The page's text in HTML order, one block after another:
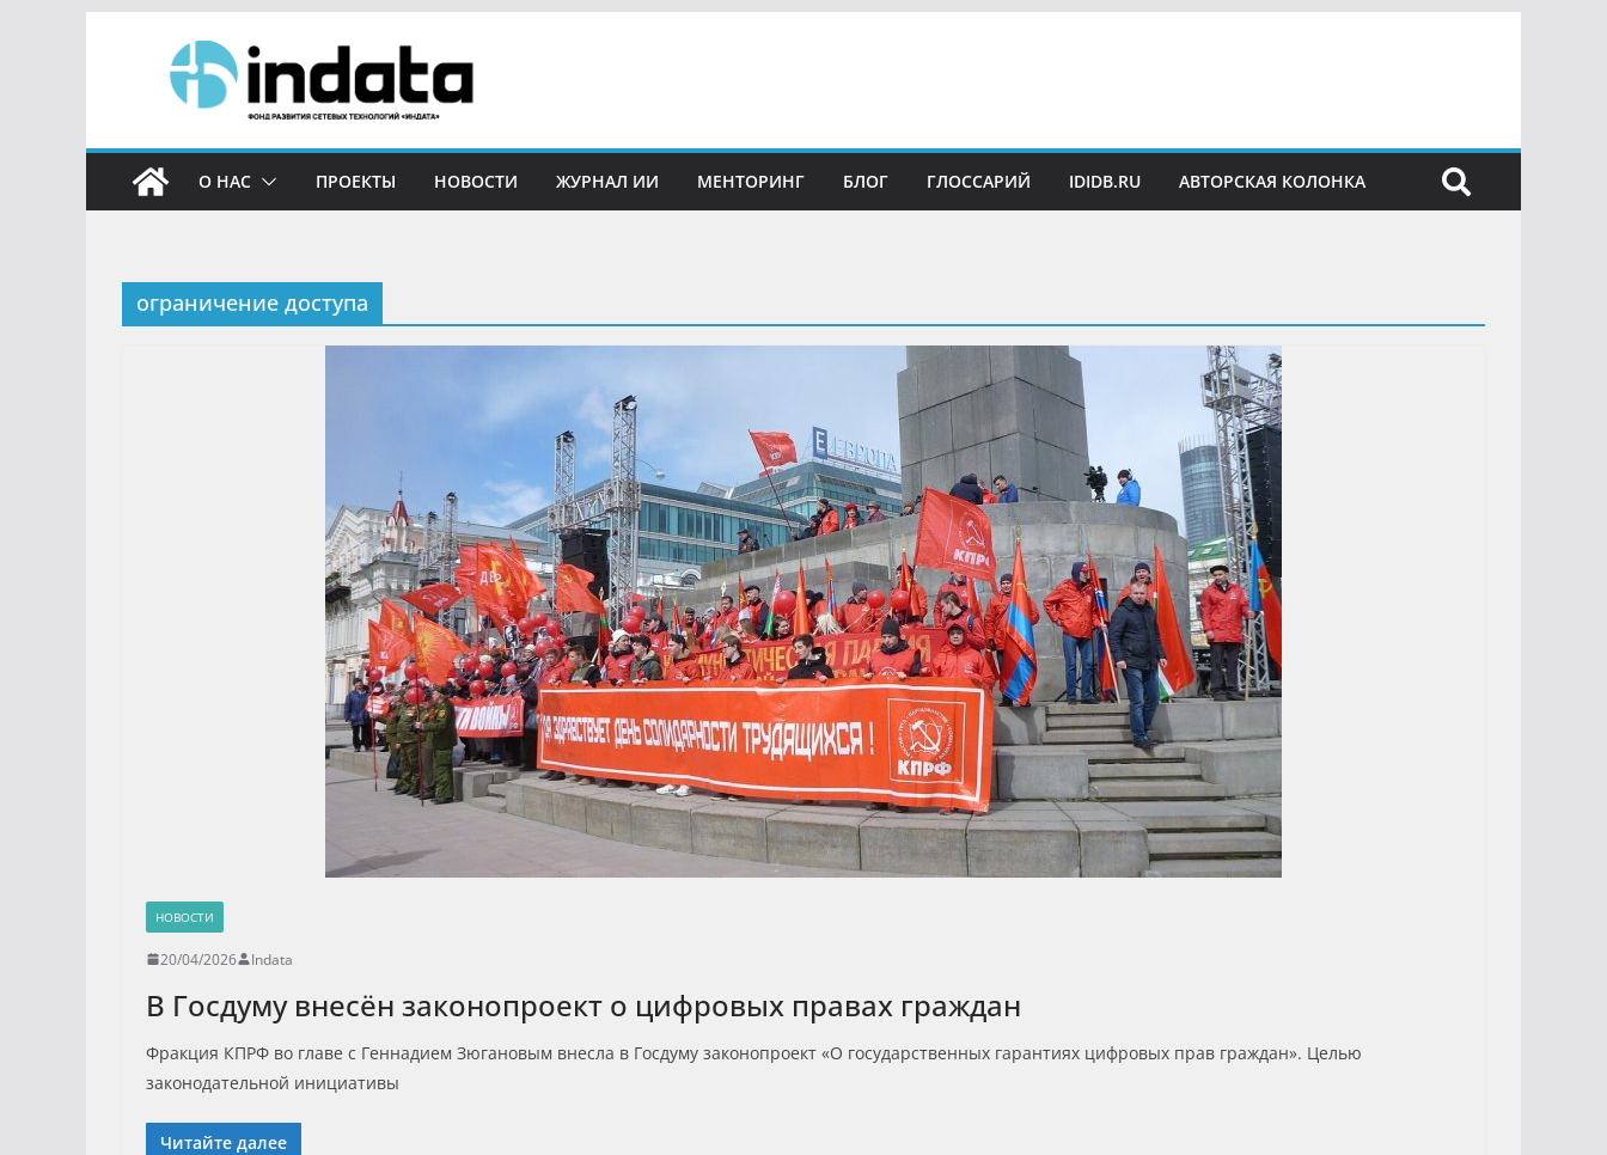
О НАС ПРОЕКТЫ НОВОСТИ ЖУРНАЛ ИИ МЕНТОРИНГ БЛОГ ГЛОССАРИЙ IDIDB.RU АВТОРСКАЯ КОЛОНКА
ограничение доступа
НОВОСТИ
20/04/2026 Indata
В Госдуму внесён законопроект о цифровых правах граждан
Фракция КПРФ во главе с Геннадием Зюгановым внесла в Госдуму законопроект «О государственных гарантиях цифровых прав граждан». Целью
законодательной инициативы
Читайте далее